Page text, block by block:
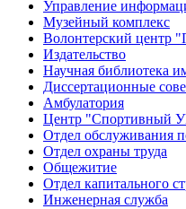
Управление
Музейный комплекс
Волонтерский центр
Издательство
Научная библиотека
Диссертационные
Амбулатория
Центр "Спортивный
Отдел обслуживания
Отдел охраны труда
Общежитие
Отдел капитального
Инженерная служба